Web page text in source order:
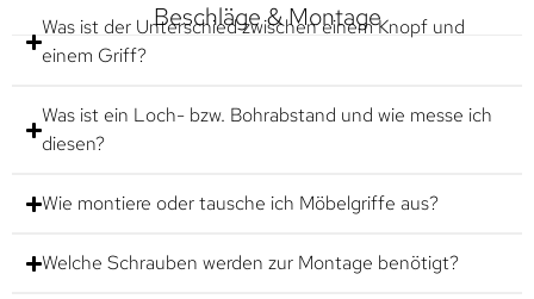
Beschläge & Montage
Was ist der Unterschied zwischen einem Knopf und
einem Griff?
Was ist ein Loch- bzw. Bohrabstand und wie messe ich
diesen?
Wie montiere oder tausche ich Möbelgriffe aus?
Welche Schrauben werden zur Montage benötigt?